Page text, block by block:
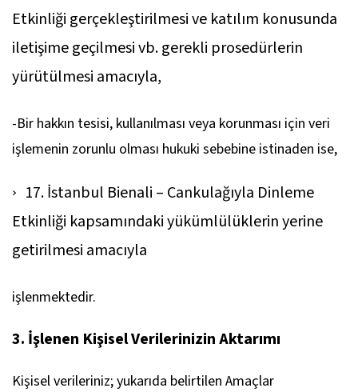
Etkinliği gerçekleştirilmesi ve katılım konusunda
iletişime geçilmesi vb. gerekli prosedürlerin
yürütülmesi amacıyla,
-Bir hakkın tesisi, kullanılması veya korunması için veri
işlemenin zorunlu olması hukuki sebebine istinaden ise,
17. İstanbul Bienali – Cankulağıyla Dinleme
Etkinliği kapsamındaki yükümlülüklerin yerine
getirilmesi amacıyla
işlenmektedir.
3. İşlenen Kişisel Verilerinizin Aktarımı
Kişisel verileriniz; yukarıda belirtilen Amaçlar